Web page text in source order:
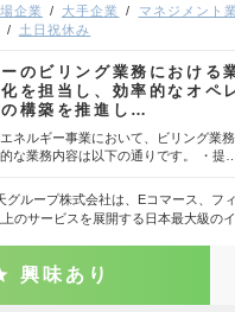
場企業 大手企業 マネジメント
土日祝休み
のビリング業務における
を担当し、効率的なオペ
構築を推進し…
ネルギー事業において、ビリング業
な業務内容は以下の通りです。 ・提…
グループ株式会社は、Eコマース、フ
のサービスを展開する日本最大級の
興味あり